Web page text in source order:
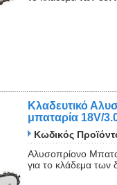
Κλαδευτικό
μπαταρία 18V/
Κωδικός
Αλυσοπρίονο
για το κλάδεμα των